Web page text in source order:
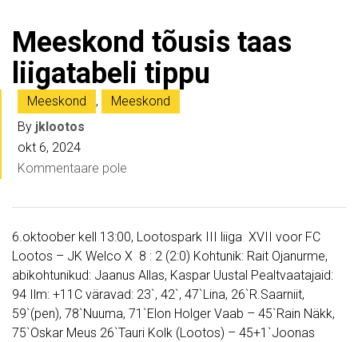
Meeskond tõusis taas
liigatabeli tippu
Meeskond ,
Meeskond
By jklootos
okt 6, 2024
Kommentaare pole
6.oktoober kell 13:00, Lootospark III liiga XVII voor FC
Lootos – JK Welco X 8 : 2 (2:0) Kohtunik: Rait Ojanurme,
abikohtunikud: Jaanus Allas, Kaspar Uustal Pealtvaatajaid:
94 Ilm: +11C väravad: 23`, 42`, 47`Lina, 26`R.Saarniit,
59`(pen), 78`Nuuma, 71`Elon Holger Vaab – 45`Rain Näkk,
75`Oskar Meus 26`Tauri Kolk (Lootos) – 45+1`Joonas